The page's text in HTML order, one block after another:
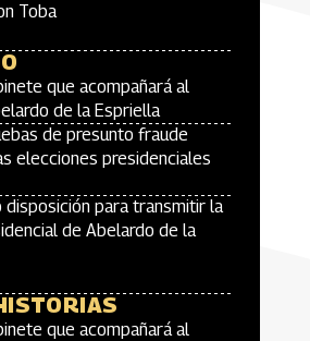
Toba
que acompañará al
de la Espriella
de presunto fraude
elecciones presidenciales
disposición para transmitir la
de Abelardo de la
que acompañará al